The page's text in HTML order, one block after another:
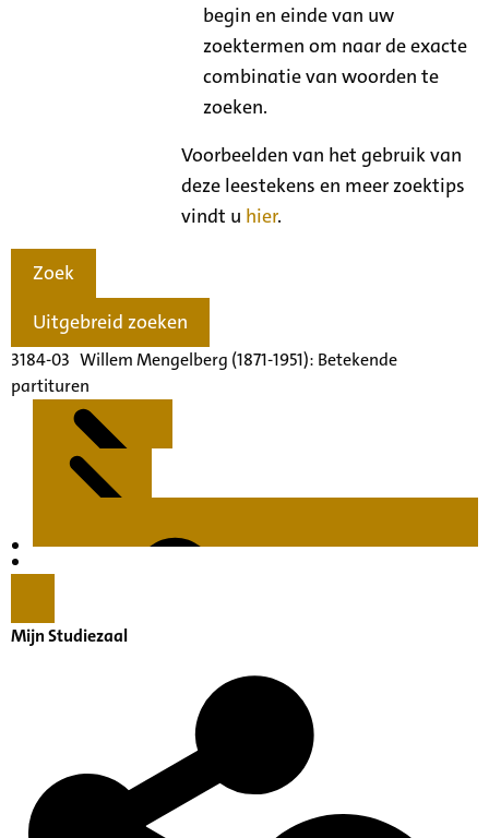
begin en einde van uw
zoektermen om naar de exacte
combinatie van woorden te
zoeken.
Voorbeelden van het gebruik van
deze leestekens en meer zoektips
vindt u hier.
Zoek
Uitgebreid zoeken
3184-03 Willem Mengelberg (1871-1951): Betekende
partituren
Mijn Studiezaal